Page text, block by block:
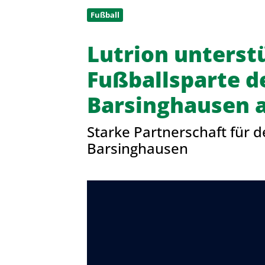
Fußball
Lutrion
Fußballsparte
Barsinghausen
Starke Partnerschaft für
Barsinghausen
Sportangebote finden
Sparten
Fußball